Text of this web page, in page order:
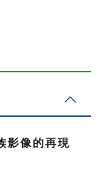
影像的再現